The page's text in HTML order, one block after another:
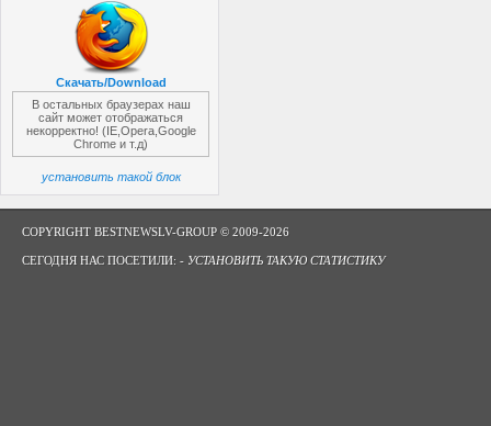
Скачать/Download
В остальных браузерах наш
сайт может отображаться
некорректно! (IE,Opera,Google
Chrome и т.д)
установить такой блок
COPYRIGHT BESTNEWSLV-GROUP © 2009-2026
СЕГОДНЯ НАС ПОСЕТИЛИ: - УСТАНОВИТЬ ТАКУЮ СТАТИСТИКУ